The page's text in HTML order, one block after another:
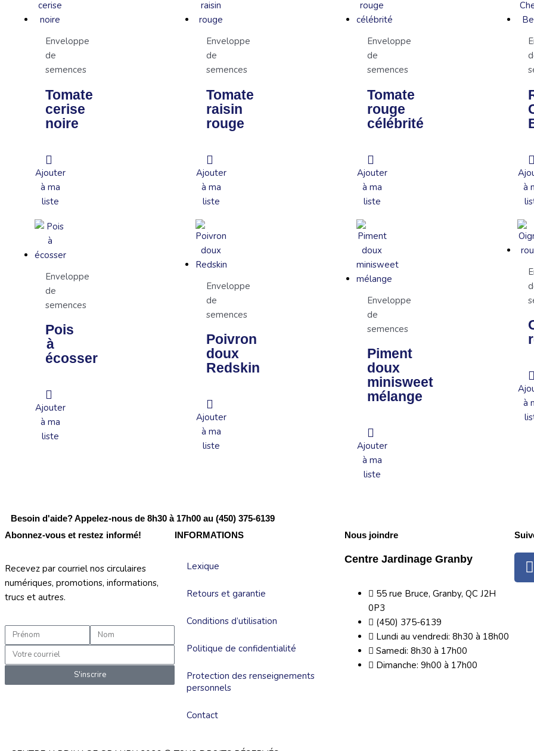
Enveloppe
de
semences
Tomate
cerise
noire
Ajouter
à ma
liste
Enveloppe
de
semences
Tomate
raisin
rouge
Ajouter
à ma
liste
Enveloppe
de
semences
Tomate
rouge
célébrité
Ajouter
à ma
liste
à
Enveloppe
de
semences
Pois
à
écosser
Ajouter
à ma
liste
Enveloppe
de
semences
Poivron
doux
Redskin
Ajouter
à ma
liste
Enveloppe
de
semences
Piment
doux
minisweet
mélange
Ajouter
à ma
liste
à
Besoin d'aide? Appelez-nous de 8h30 à 17h00 au (450) 375-6139
Abonnez-vous et restez informé!
Recevez par courriel nos circulaires
numériques, promotions, informations,
trucs et autres.
Prénom
Nom
Courriel
S'inscrire
INFORMATIONS
Lexique
Retours et garantie
Conditions d’utilisation
Politique de confidentialité
Protection des renseignements
personnels
Contact
Nous joindre
Centre Jardinage Granby
55 rue Bruce, Granby, QC J2H
0P3
(450) 375-6139
Lundi au vendredi: 8h30 à 18h00
Samedi: 8h30 à 17h00
Dimanche: 9h00 à 17h00
a